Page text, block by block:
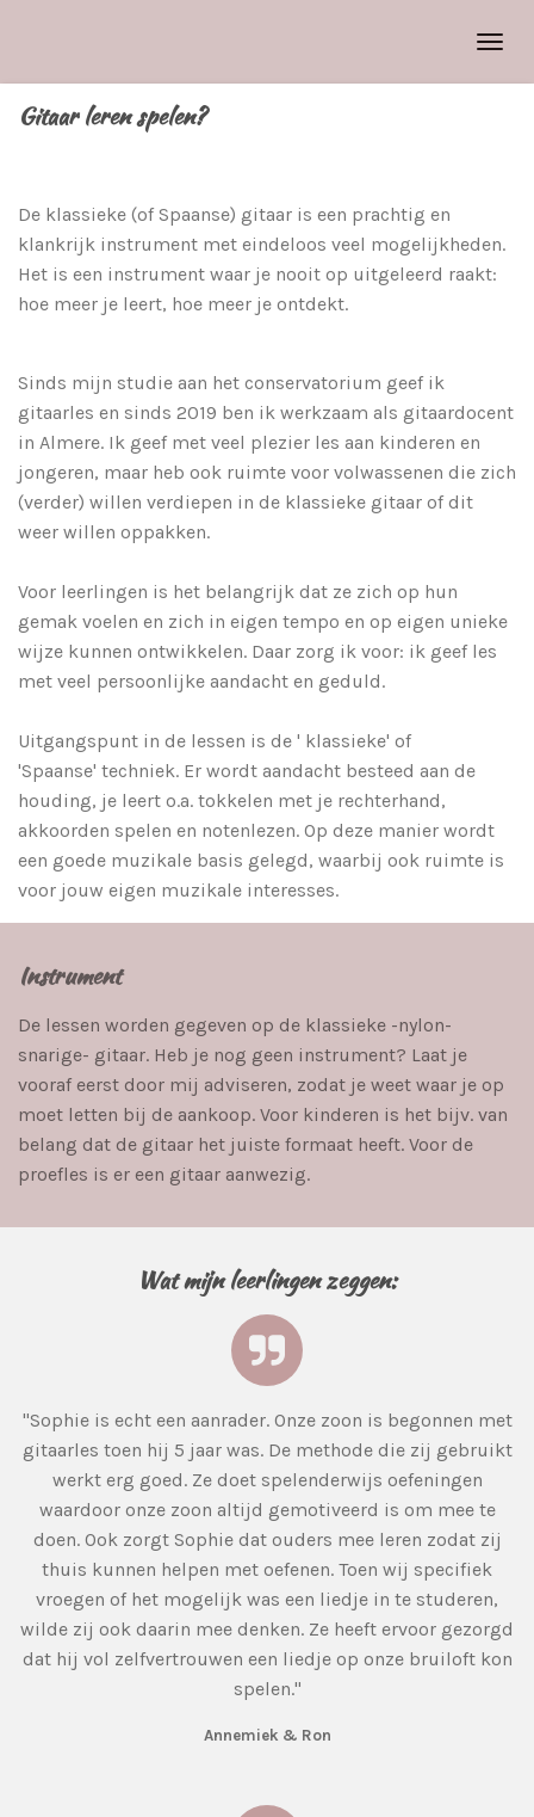
naar
de
Gitaar leren spelen?
De klassieke (of Spaanse) gitaar is een prachtig en
klankrijk instrument met eindeloos veel mogelijkheden.
Het is een instrument waar je nooit op uitgeleerd raakt:
hoe meer je leert, hoe meer je ontdekt.
Sinds mijn studie aan het conservatorium geef ik
gitaarles en sinds 2019 ben ik werkzaam als gitaardocent
in Almere. Ik geef met veel plezier les aan kinderen en
jongeren, maar heb ook ruimte voor volwassenen die zich
(verder) willen verdiepen in de klassieke gitaar of dit
weer willen oppakken.
Voor leerlingen is het belangrijk dat ze zich op hun
gemak voelen en zich in eigen tempo en op eigen unieke
wijze kunnen ontwikkelen. Daar zorg ik voor: ik geef les
met veel persoonlijke aandacht en geduld.
Uitgangspunt in de lessen is de ' klassieke' of
'Spaanse' techniek. Er wordt aandacht besteed aan de
houding, je leert o.a. tokkelen met je rechterhand,
akkoorden spelen en notenlezen. Op deze manier wordt
een goede muzikale basis gelegd, waarbij ook ruimte is
voor jouw eigen muzikale interesses.
Instrument
De lessen worden gegeven op de klassieke -nylon-
snarige- gitaar. Heb je nog geen instrument? Laat je
vooraf eerst door mij adviseren, zodat je weet waar je op
moet letten bij de aankoop. Voor kinderen is het bijv. van
belang dat de gitaar het juiste formaat heeft. Voor de
proefles is er een gitaar aanwezig.
Wat mijn leerlingen zeggen:
"Sophie is echt een aanrader. Onze zoon is begonnen met
gitaarles toen hij 5 jaar was. De methode die zij gebruikt
werkt erg goed. Ze doet spelenderwijs oefeningen
waardoor onze zoon altijd gemotiveerd is om mee te
doen. Ook zorgt Sophie dat ouders mee leren zodat zij
thuis kunnen helpen met oefenen. Toen wij specifiek
vroegen of het mogelijk was een liedje in te studeren,
wilde zij ook daarin mee denken. Ze heeft ervoor gezorgd
dat hij vol zelfvertrouwen een liedje op onze bruiloft kon
spelen."
Annemiek & Ron